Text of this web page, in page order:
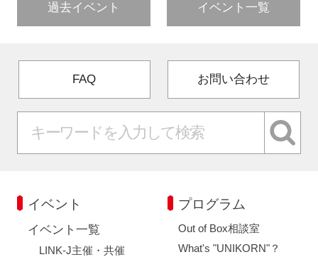
過去イベント イベント一覧
FAQ お問い合わせ
イベント
イベント一覧
LINK-J主催・共催
プログラム
Out of Box相談室
What's "UNIKORN"？